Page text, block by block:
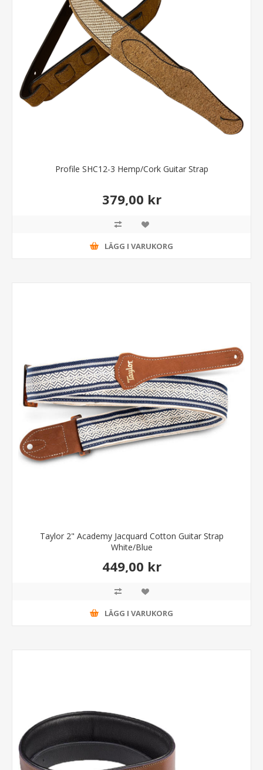
Profile SHC12-3 Hemp/Cork Guitar Strap
379,00 kr
LÄGG I VARUKORG
Taylor 2" Academy Jacquard Cotton Guitar Strap
White/Blue
449,00 kr
LÄGG I VARUKORG